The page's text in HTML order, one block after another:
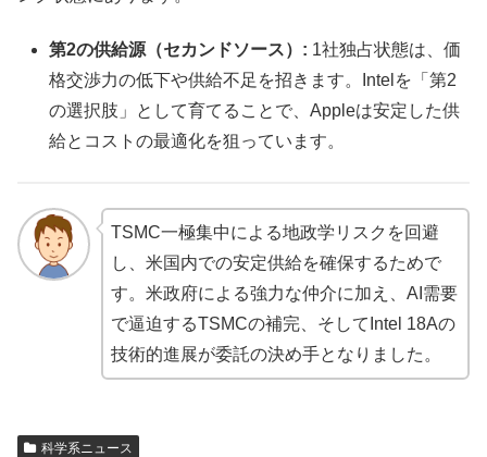
第2の供給源（セカンドソース）: 1社独占状態は、価
格交渉力の低下や供給不足を招きます。Intelを「第2
の選択肢」として育てることで、Appleは安定した供
給とコストの最適化を狙っています。
TSMC一極集中による地政学リスクを回避
し、米国内での安定供給を確保するためで
す。米政府による強力な仲介に加え、AI需要
で逼迫するTSMCの補完、そしてIntel 18Aの
技術的進展が委託の決め手となりました。
科学系ニュース